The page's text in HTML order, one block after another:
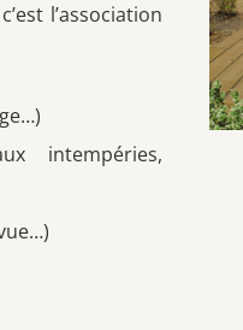
l’association
intempéries,